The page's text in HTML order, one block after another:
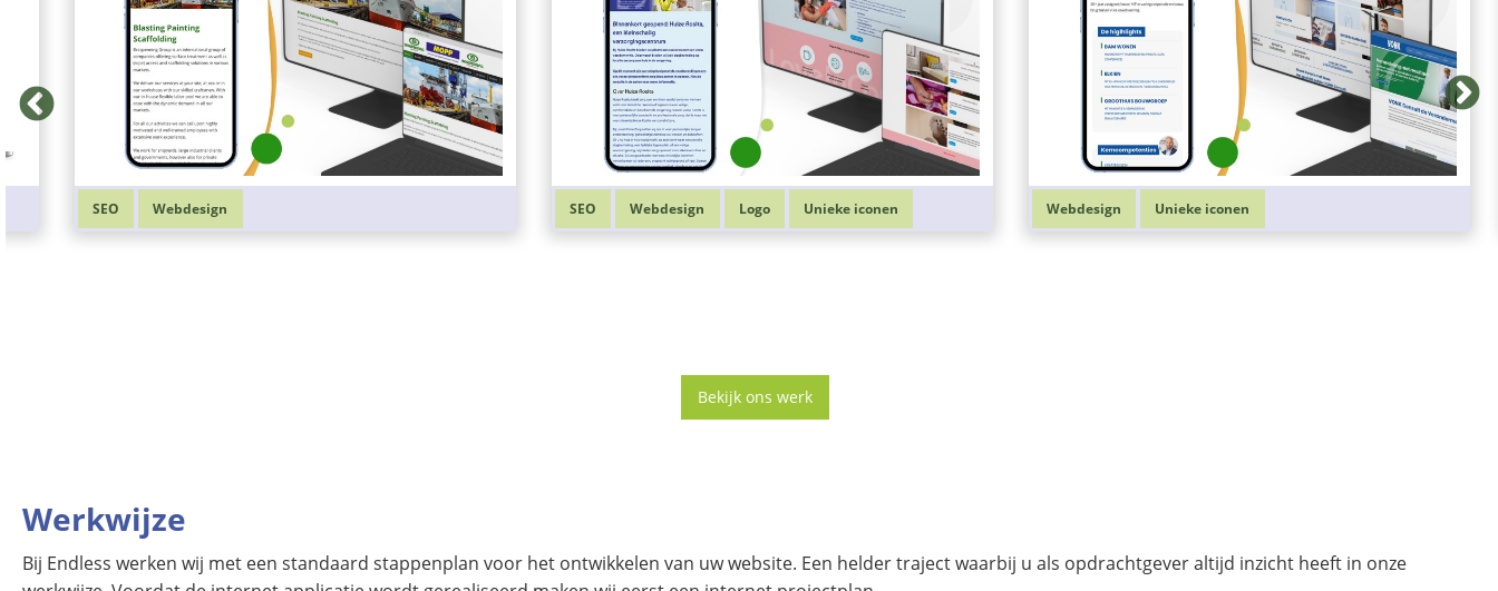
SEO Webdesign SEO Webdesign Logo Unieke iconen Webdesign Unieke iconen
Bekijk ons werk
Werkwijze
Bij Endless werken wij met een standaard stappenplan voor het ontwikkelen van uw website. Een helder traject waarbij u als opdrachtgever altijd inzicht heeft in onze